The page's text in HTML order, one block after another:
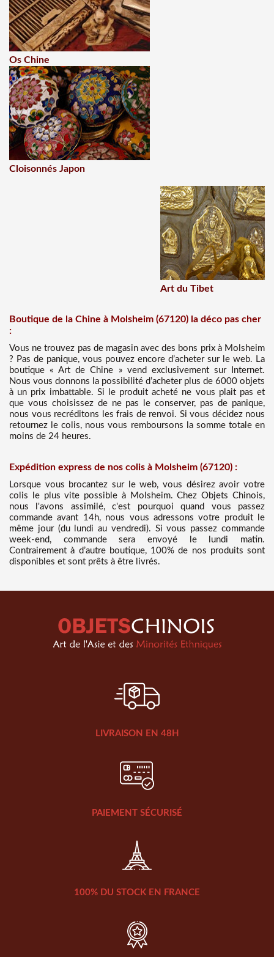
Os Chine
Cloisonnés Japon
Art du Tibet
Boutique de la Chine à Molsheim (67120) la déco pas cher
:
Vous ne trouvez pas de magasin avec des bons prix à Molsheim
? Pas de panique, vous pouvez encore d’acheter sur le web. La
boutique « Art de Chine » vend exclusivement sur Internet.
Nous vous donnons la possibilité d’acheter plus de 6000 objets
à un prix imbattable. Si le produit acheté ne vous plait pas et
que vous choisissez de ne pas le conserver, pas de panique,
nous vous recréditons les frais de renvoi. Si vous décidez nous
retournez le colis, nous vous remboursons la somme totale en
moins de 24 heures.
Expédition express de nos colis à Molsheim (67120) :
Lorsque vous brocantez sur le web, vous désirez avoir votre
colis le plus vite possible à Molsheim. Chez Objets Chinois,
nous l'avons assimilé, c'est pourquoi quand vous passez
commande avant 14h, nous vous adressons votre produit le
même jour (du lundi au vendredi). Si vous passez commande
week-end, commande sera envoyé le lundi matin.
Contrairement à d’autre boutique, 100% de nos produits sont
disponibles et sont prêts à être livrés.
LIVRAISON EN 48H
PAIEMENT SÉCURISÉ
100% DU STOCK EN FRANCE